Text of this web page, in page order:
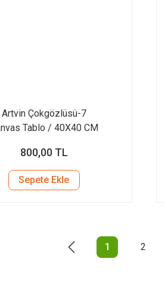
Artvin Çokgözlüsü-7
Tablo / 40X40 CM
800,00 TL
Sepete Ekle
1 2